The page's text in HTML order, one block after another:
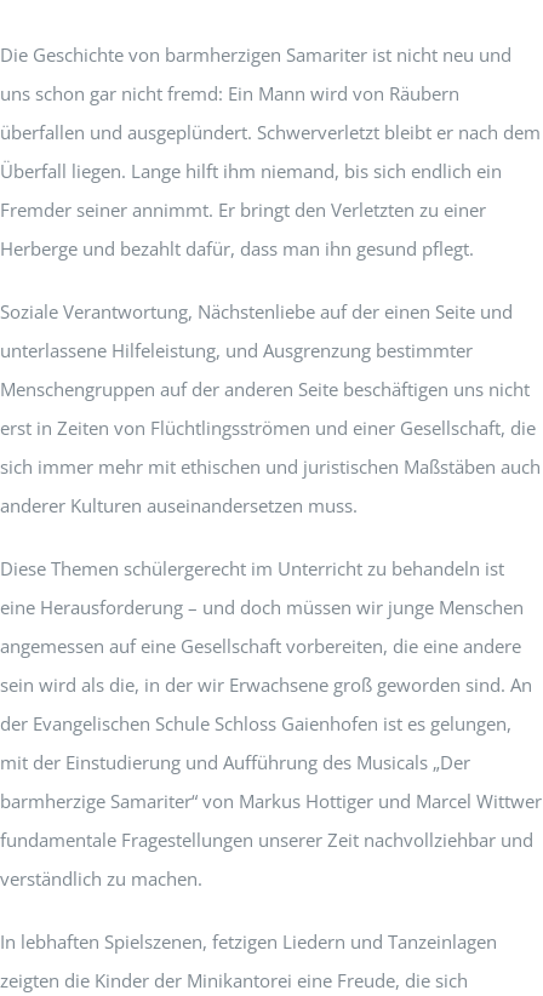
Die Geschichte von barmherzigen Samariter ist nicht neu und
uns schon gar nicht fremd: Ein Mann wird von Räubern
überfallen und ausgeplündert. Schwerverletzt bleibt er nach dem
Überfall liegen. Lange hilft ihm niemand, bis sich endlich ein
Fremder seiner annimmt. Er bringt den Verletzten zu einer
Herberge und bezahlt dafür, dass man ihn gesund pflegt.
Soziale Verantwortung, Nächstenliebe auf der einen Seite und
unterlassene Hilfeleistung, und Ausgrenzung bestimmter
Menschengruppen auf der anderen Seite beschäftigen uns nicht
erst in Zeiten von Flüchtlingsströmen und einer Gesellschaft, die
sich immer mehr mit ethischen und juristischen Maßstäben auch
anderer Kulturen auseinandersetzen muss.
Diese Themen schülergerecht im Unterricht zu behandeln ist
eine Herausforderung – und doch müssen wir junge Menschen
angemessen auf eine Gesellschaft vorbereiten, die eine andere
sein wird als die, in der wir Erwachsene groß geworden sind. An
der Evangelischen Schule Schloss Gaienhofen ist es gelungen,
mit der Einstudierung und Aufführung des Musicals „Der
barmherzige Samariter“ von Markus Hottiger und Marcel Wittwer
fundamentale Fragestellungen unserer Zeit nachvollziehbar und
verständlich zu machen.
In lebhaften Spielszenen, fetzigen Liedern und Tanzeinlagen
zeigten die Kinder der Minikantorei eine Freude, die sich